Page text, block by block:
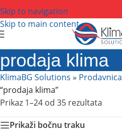
Skip to navigation
Skip to main content
prodaja klima
KlimaBG Solutions » Prodavnica
“prodaja klima”
Prikaz 1–24 od 35 rezultata
Prikaži bočnu traku